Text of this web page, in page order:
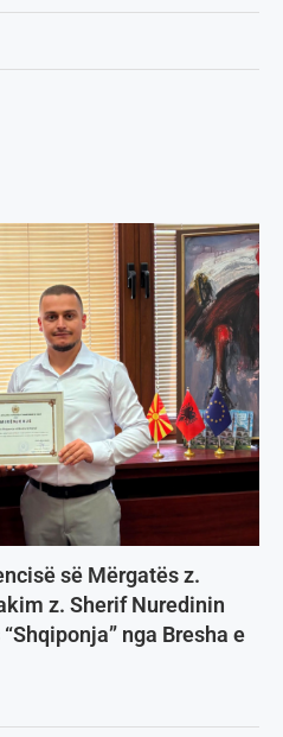
së Mërgatës z.
z. Sherif Nuredinin
nga Bresha e